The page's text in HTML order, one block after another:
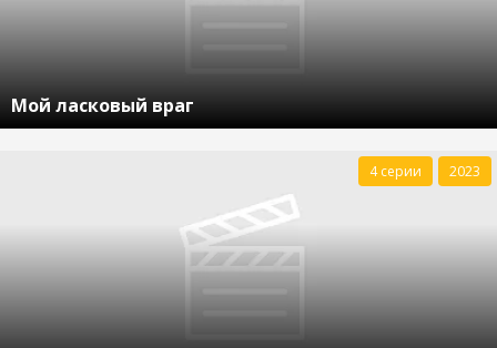
Мой ласковый враг
4 серии 2023